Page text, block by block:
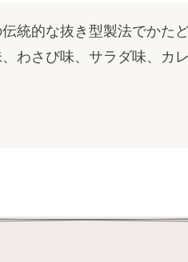
統的な抜き型製法でかた
わさび味、サラダ味、カ